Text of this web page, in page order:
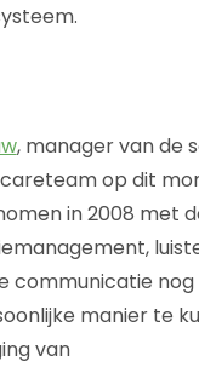
, manager van de
op dit
in 2008 met
communicatie
manier te
van